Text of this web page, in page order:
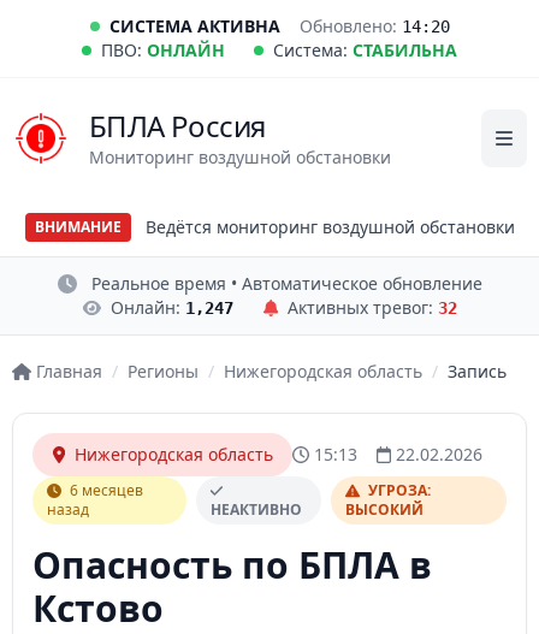
СИСТЕМА АКТИВНА Обновлено: 14:20
ПВО: ОНЛАЙН Система: СТАБИЛЬНА
БПЛА Россия
Мониторинг воздушной обстановки
ВНИМАНИЕ Ведётся мониторинг воздушной обстановки
Реальное время • Автоматическое обновление
Онлайн: 1,247 Активных тревог: 32
Главная / Регионы / Нижегородская область / Запись
Нижегородская область 15:13 22.02.2026
6 месяцев
назад
НЕАКТИВНО
УГРОЗА:
ВЫСОКИЙ
Опасность по БПЛА в
Кстово